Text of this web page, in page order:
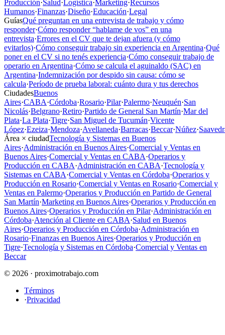
Producción·Salud·Logística·Marketing·Recursos
Humanos·Finanzas·Diseño·Educación·Legal
GuíasQué preguntan en una entrevista de trabajo y cómo
responder·Cómo responder “hablame de vos” en una
entrevista·Errores en el CV que te dejan afuera (y cómo
evitarlos)·Cómo conseguir trabajo sin experiencia en Argentina·Qué
poner en el CV si no tenés experiencia·Cómo conseguir trabajo de
operario en Argentina·Cómo se calcula el aguinaldo (SAC) en
Argentina·Indemnización por despido sin causa: cómo se
calcula·Período de prueba laboral: cuánto dura y tus derechos
CiudadesBuenos
Aires·CABA·Córdoba·Rosario·Pilar·Palermo·Neuquén·San
Nicolás·Belgrano·Retiro·Partido de General San Martín·Mar del
Plata·La Plata·Tigre·San Miguel de Tucumán·Vicente
López·Ezeiza·Mendoza·Avellaneda·Barracas·Beccar·Núñez·
Área × ciudadTecnología y Sistemas en Buenos
Aires·Administración en Buenos Aires·Comercial y Ventas en
Buenos Aires·Comercial y Ventas en CABA·Operarios y
Producción en CABA·Administración en CABA·Tecnología y
Sistemas en CABA·Comercial y Ventas en Córdoba·Operarios y
Producción en Rosario·Comercial y Ventas en Rosario·Comercial y
Ventas en Palermo·Operarios y Producción en Partido de General
San Martín·Marketing en Buenos Aires·Operarios y Producción en
Buenos Aires·Operarios y Producción en Pilar·Administración en
Córdoba·Atención al Cliente en CABA·Salud en Buenos
Aires·Operarios y Producción en Córdoba·Administración en
Rosario·Finanzas en Buenos Aires·Operarios y Producción en
Tigre·Tecnología y Sistemas en Córdoba·Comercial y Ventas en
Beccar
© 2026 · proximotrabajo.com
Términos
·Privacidad